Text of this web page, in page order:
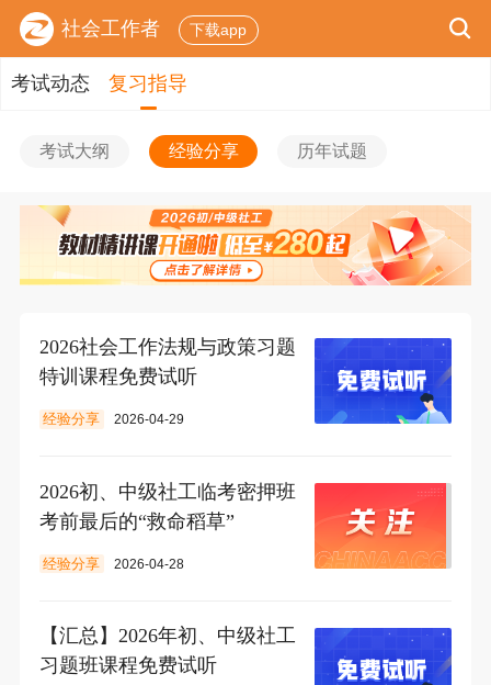
社会工作者 下载app
考试动态 复习指导
考试大纲 经验分享 历年试题
2026社会工作法规与政策习题
特训课程免费试听
经验分享 2026-04-29
​2026初、中级社工临考密押班
考前最后的“救命稻草”
经验分享 2026-04-28
【汇总】2026年初、中级社工
习题班课程免费试听